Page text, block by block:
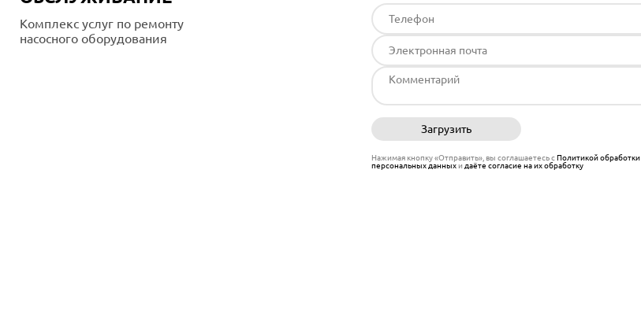
Комплекс услуг по ремонту
насосного оборудования
Загрузить
Нажимая кнопку «Отправить», вы соглашаетесь сПолитикой обработки
персональных данныхи даёте согласие на их обработку